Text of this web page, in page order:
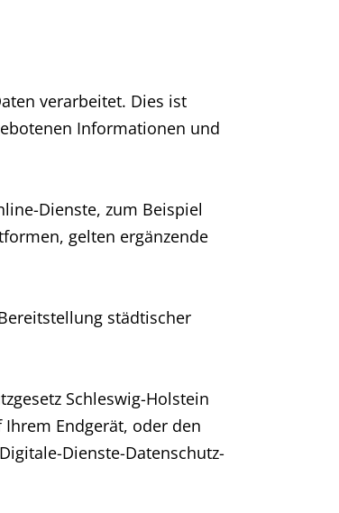
verarbeitet. Dies ist
Informationen und
Dienste, zum Beispiel
gelten ergänzende
städtischer
Schleswig-Holstein
Endgerät, oder den
Dienste-Datenschutz-